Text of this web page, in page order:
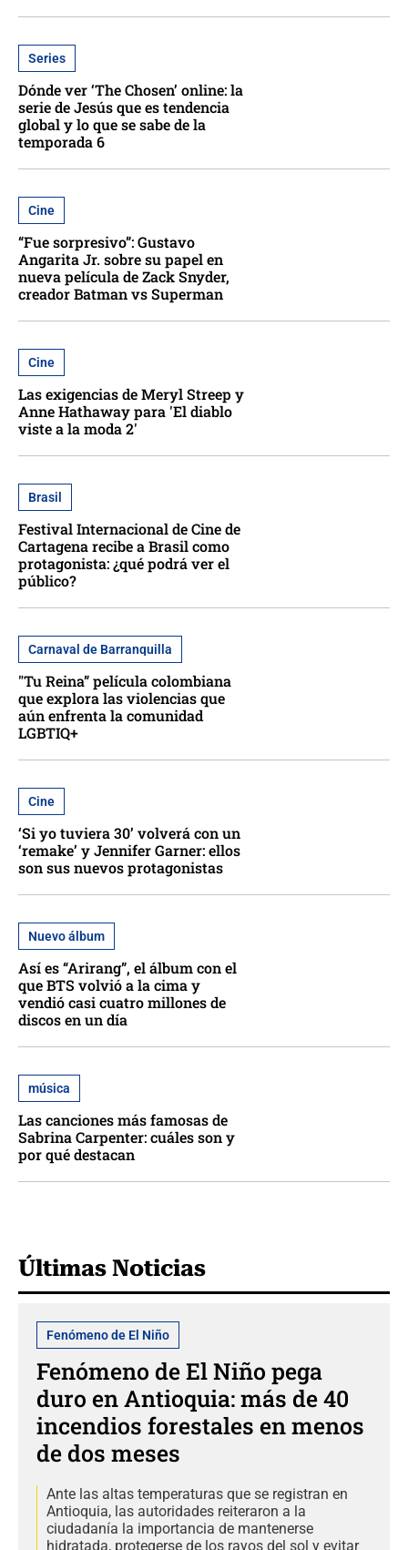
Series
Dónde ver ‘The Chosen’ online: la
serie de Jesús que es tendencia
global y lo que se sabe de la
temporada 6
Cine
“Fue sorpresivo”: Gustavo
Angarita Jr. sobre su papel en
nueva película de Zack Snyder,
creador Batman vs Superman
Cine
Las exigencias de Meryl Streep y
Anne Hathaway para 'El diablo
viste a la moda 2'
Brasil
Festival Internacional de Cine de
Cartagena recibe a Brasil como
protagonista: ¿qué podrá ver el
público?
Carnaval de Barranquilla
"Tu Reina” película colombiana
que explora las violencias que
aún enfrenta la comunidad
LGBTIQ+
Cine
‘Si yo tuviera 30’ volverá con un
‘remake’ y Jennifer Garner: ellos
son sus nuevos protagonistas
Nuevo álbum
Así es “Arirang”, el álbum con el
que BTS volvió a la cima y
vendió casi cuatro millones de
discos en un día
música
Las canciones más famosas de
Sabrina Carpenter: cuáles son y
por qué destacan
Últimas Noticias
Fenómeno de El Niño
Fenómeno de El Niño pega
duro en Antioquia: más de 40
incendios forestales en menos
de dos meses
Ante las altas temperaturas que se registran en
Antioquia, las autoridades reiteraron a la
ciudadanía la importancia de mantenerse
hidratada, protegerse de los rayos del sol y evitar